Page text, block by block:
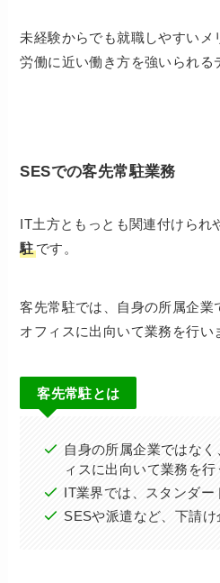
未経験からでも就職しやすいメ
労働に近い働き方を強いられる
SESでの客先常駐業務
IT土方ともっとも関連付けられ
駐です。
客先常駐では、自身の所属企業
オフィスに出向いて業務を行い
客先常駐とは
自身の所属企業ではな
ィスに出向いて業務を
IT業界では、スタンダー
SESや派遣など、下請